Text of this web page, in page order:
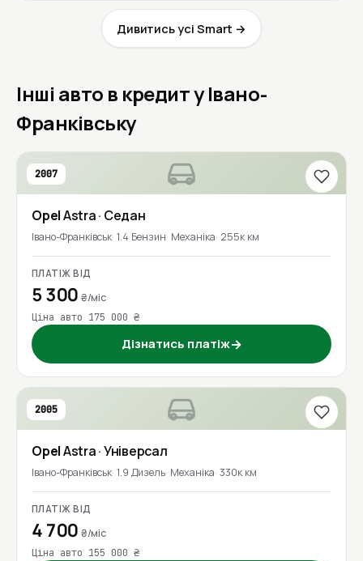
Дивитись усі Smart →
Інші авто в кредит у Івано-
Франківську
2007
OpelAstra· Седан
Івано-Франківськ 1.4 Бензин Механіка 255к км
ПЛАТІЖ ВІД
5 300₴/міс
Ціна авто 175 000 ₴
Дізнатись платіж→
2005
OpelAstra· Універсал
Івано-Франківськ 1.9 Дизель Механіка 330к км
ПЛАТІЖ ВІД
4 700₴/міс
Ціна авто 155 000 ₴